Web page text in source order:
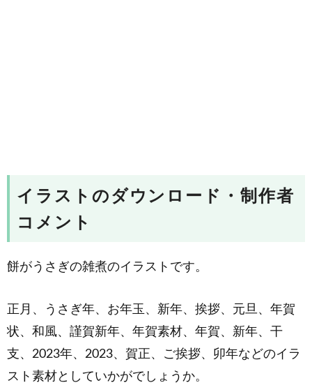
イラストのダウンロード・制作者
コメント
餅がうさぎの雑煮のイラストです。
正月、うさぎ年、お年玉、新年、挨拶、元旦、年賀
状、和風、謹賀新年、年賀素材、年賀、新年、干
支、2023年、2023、賀正、ご挨拶、卯年などのイラ
スト素材としていかがでしょうか。